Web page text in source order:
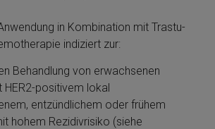
in Kombination mit Tras­tu­
indiziert zur:
Be­handlung von erwachsenen
HER2-positivem lokal
entzündlichem oder frühem
hohem Re­zi­divrisiko (siehe